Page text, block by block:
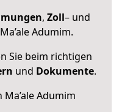
, Zoll– und
Adumim.
Sie beim richtigen
und Dokumente.
Adumim